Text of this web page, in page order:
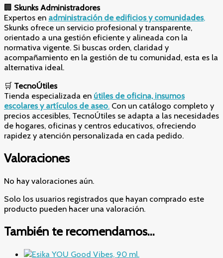
🏢 Skunks Administradores
Expertos en administración de edificios y comunidades,
Skunks ofrece un servicio profesional y transparente,
orientado a una gestión eficiente y alineada con la
normativa vigente. Si buscas orden, claridad y
acompañamiento en la gestión de tu comunidad, esta es la
alternativa ideal.
🛒 TecnoÚtiles
Tienda especializada en útiles de oficina, insumos
escolares y artículos de aseo. Con un catálogo completo y
precios accesibles, TecnoÚtiles se adapta a las necesidades
de hogares, oficinas y centros educativos, ofreciendo
rapidez y atención personalizada en cada pedido.
Valoraciones
No hay valoraciones aún.
Solo los usuarios registrados que hayan comprado este
producto pueden hacer una valoración.
También te recomendamos…